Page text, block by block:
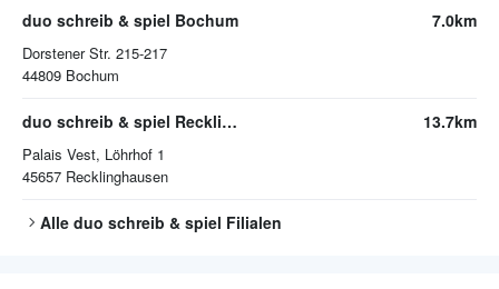
duo schreib & spiel Bochum
Dorstener Str. 215-217
44809 Bochum
7.0km
duo schreib & spiel Recklinghausen
Palais Vest, Löhrhof 1
45657 Recklinghausen
13.7km
Alle duo schreib & spiel Filialen